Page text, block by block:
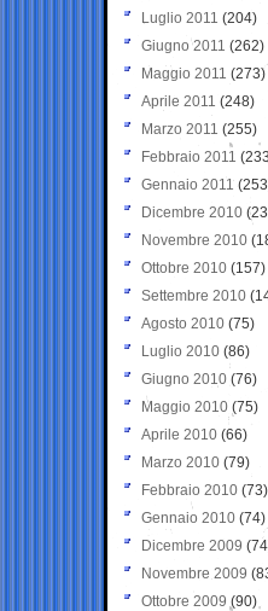
Luglio 2011 (204)
Giugno 2011 (262)
Maggio 2011 (273)
Aprile 2011 (248)
Marzo 2011 (255)
Febbraio 2011
Gennaio 2011
Dicembre 2010
Novembre 2010
Ottobre 2010 (157)
Settembre 2010
Agosto 2010 (75)
Luglio 2010 (86)
Giugno 2010 (76)
Maggio 2010 (75)
Aprile 2010 (66)
Marzo 2010 (79)
Febbraio 2010 (73)
Gennaio 2010 (74)
Dicembre 2009
Novembre 2009
Ottobre 2009 (90)